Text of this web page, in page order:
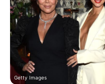
Getty Images